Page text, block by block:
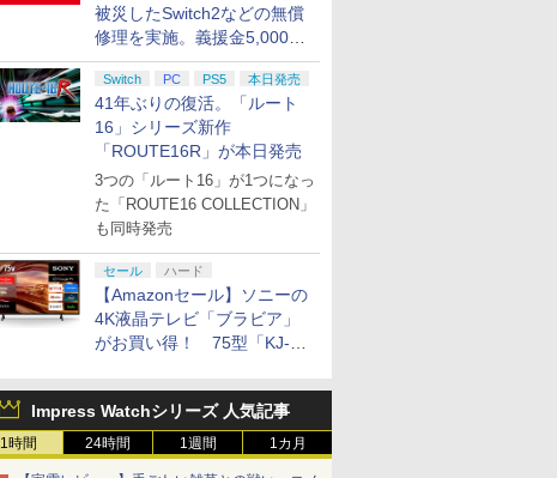
被災したSwitch2などの無償
修理を実施。義援金5,000万
円の寄付も発表
Switch PC PS5 本日発売
41年ぶりの復活。「ルート
16」シリーズ新作
「ROUTE16R」が本日発売
3つの「ルート16」が1つになっ
た「ROUTE16 COLLECTION」
も同時発売
セール ハード
【Amazonセール】ソニーの
4K液晶テレビ「ブラビア」
がお買い得！ 75型「KJ-
プ
Impress Watchシリーズ 人気記事
1時間 24時間 1週間 1カ月